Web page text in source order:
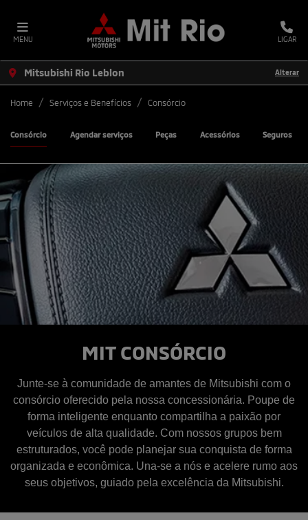
MENU LIGAR
Mitsubishi Rio Leblon Alterar
Home Serviços e Benefícios Consórcio
Agendar serviços Peças Acessórios Seguros
Consórcio
MIT CONSÓRCIO
Junte-se à comunidade de amantes de Mitsubishi com o
consórcio oferecido pela nossa concessionária. Poupe de
forma inteligente enquanto compartilha a paixão por
veículos de alta qualidade. Com nossos grupos bem
estruturados, você pode planejar sua conquista de forma
organizada e econômica. Una-se a nós e acelere rumo aos
seus objetivos, guiado pela excelência da Mitsubishi.